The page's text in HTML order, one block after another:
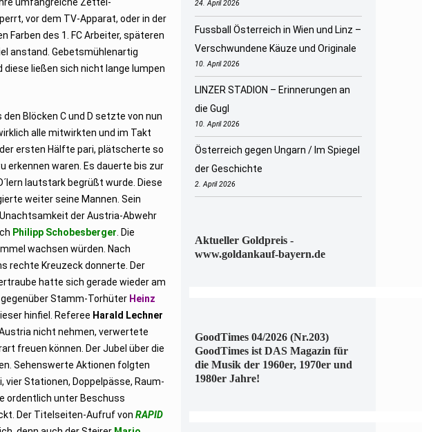
vor dem TV-Apparat, oder in der
Farben des 1. FC Arbeiter, späteren
anstand. Gebetsmühlenartig
diese ließen sich nicht lange lumpen
Blöcken C und D setzte von nun
alle mitwirkten und im Takt
ersten Hälfte pari, plätscherte so
erkennen waren. Es dauerte bis zur
lautstark begrüßt wurde. Diese
weiter seine Mannen. Sein
der Austria-Abwehr
Philipp Schobesberger . Die
wachsen würden. Nach
rechte Kreuzeck donnerte. Der
hatte sich gerade wieder am
gegenüber Stamm-Torhüter Heinz
hinfiel. Referee Harald Lechner
nicht nehmen, verwertete
freuen können. Der Jubel über die
Sehenswerte Aktionen folgten
vier Stationen, Doppelpässe, Raum-
ordentlich unter Beschuss
Der Titelseiten-Aufruf vonRAPID
24. April 2026
Fussball Österreich in Wien und Linz –
Verschwundene Käuze und Originale
10. April 2026
LINZER STADION – Erinnerungen an
die Gugl
10. April 2026
Österreich gegen Ungarn / Im Spiegel
der Geschichte
2. April 2026
Aktueller Goldpreis -
www.goldankauf-bayern.de
GoodTimes 04/2026 (Nr.203)
GoodTimes ist DAS Magazin für
die Musik der 1960er, 1970er und
1980er Jahre!